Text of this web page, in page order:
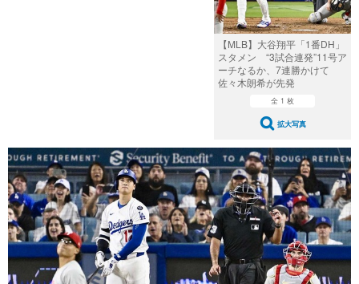
【MLB】大谷翔平「1番DH」
スタメン “3試合連発”11号ア
ーチなるか、7連勝かけて
佐々木朗希が先発
全 1 枚
拡大写真